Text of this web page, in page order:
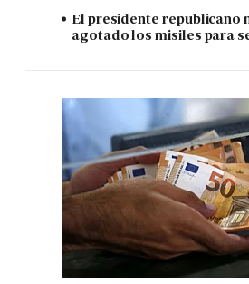
El presidente republicano
agotado los misiles para